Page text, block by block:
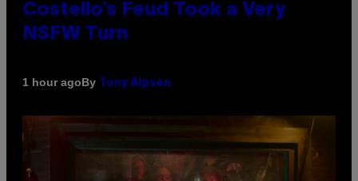
Costello’s Feud Took a Very
NSFW Turn
1 hour agoBy Tony Alpsen